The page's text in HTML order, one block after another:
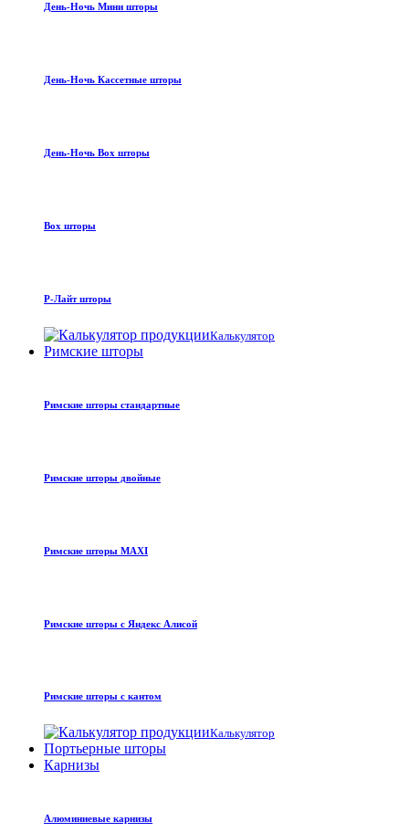
День-Ночь Мини шторы
День-Ночь Кассетные шторы
День-Ночь Box шторы
Box шторы
Р-Лайт шторы
Калькулятор
Римские шторы
Римские шторы стандартные
Римские шторы двойные
Римские шторы MAXI
Римские шторы с Яндекс Алисой
Римские шторы с кантом
Калькулятор
Портьерные шторы
Карнизы
Алюминиевые карнизы